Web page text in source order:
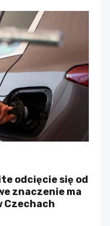
odcięcie się od
znaczenie ma